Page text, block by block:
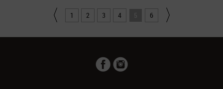
1 2 3 4 5 6